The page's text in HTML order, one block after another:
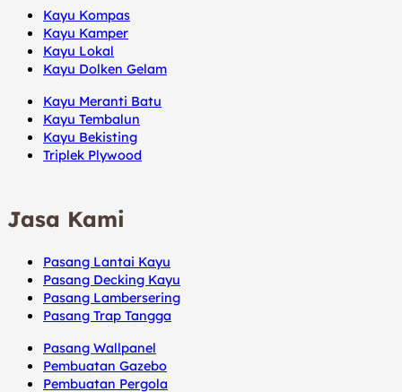
Kayu Kompas
Kayu Kamper
Kayu Lokal
Kayu Dolken Gelam
Kayu Meranti Batu
Kayu Tembalun
Kayu Bekisting
Triplek Plywood
Jasa Kami
Pasang Lantai Kayu
Pasang Decking Kayu
Pasang Lambersering
Pasang Trap Tangga
Pasang Wallpanel
Pembuatan Gazebo
Pembuatan Pergola